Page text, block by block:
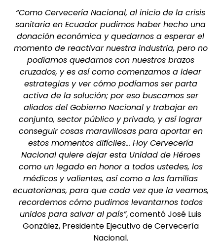
“Como Cervecería Nacional, al inicio de la crisis
sanitaria en Ecuador pudimos haber hecho una
donación económica y quedarnos a esperar el
momento de reactivar nuestra industria, pero no
podíamos quedarnos con nuestros brazos
cruzados, y es así como comenzamos a idear
estrategias y ver cómo podíamos ser parta
activa de la solución; por eso buscamos ser
aliados del Gobierno Nacional y trabajar en
conjunto, sector público y privado, y así lograr
conseguir cosas maravillosas para aportar en
estos momentos difíciles… Hoy Cervecería
Nacional quiere dejar esta Unidad de Héroes
como un legado en honor a todos ustedes, los
médicos y valientes, así como a las familias
ecuatorianas, para que cada vez que la veamos,
recordemos cómo pudimos levantarnos todos
unidos para salvar al país”, comentó José Luis
González, Presidente Ejecutivo de Cervecería
Nacional.